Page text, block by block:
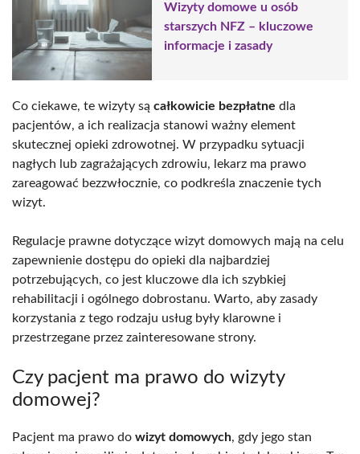
Wizyty domowe u osób
starszych NFZ – kluczowe
informacje i zasady
Co ciekawe, te wizyty są całkowicie bezpłatne dla
pacjentów, a ich realizacja stanowi ważny element
skutecznej opieki zdrowotnej. W przypadku sytuacji
nagłych lub zagrażających zdrowiu, lekarz ma prawo
zareagować bezzwłocznie, co podkreśla znaczenie tych
wizyt.
Regulacje prawne dotyczące wizyt domowych mają na celu
zapewnienie dostępu do opieki dla najbardziej
potrzebujących, co jest kluczowe dla ich szybkiej
rehabilitacji i ogólnego dobrostanu. Warto, aby zasady
korzystania z tego rodzaju usług były klarowne i
przestrzegane przez zainteresowane strony.
Czy pacjent ma prawo do wizyty
domowej?
Pacjent ma prawo do wizyt domowych, gdy jego stan